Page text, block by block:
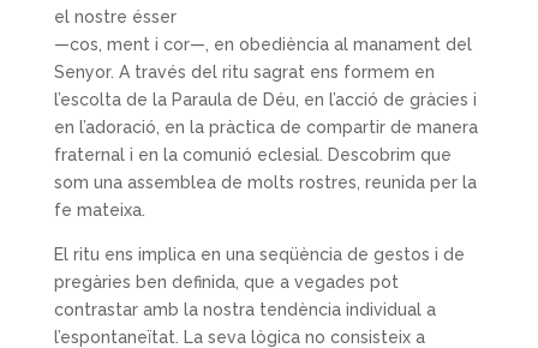
el nostre ésser
—cos, ment i cor—, en obediència al manament del
Senyor. A través del ritu sagrat ens formem en
l’escolta de la Paraula de Déu, en l’acció de gràcies i
en l’adoració, en la pràctica de compartir de manera
fraternal i en la comunió eclesial. Descobrim que
som una assemblea de molts rostres, reunida per la
fe mateixa.
El ritu ens implica en una seqüència de gestos i de
pregàries ben definida, que a vegades pot
contrastar amb la nostra tendència individual a
l’espontaneïtat. La seva lògica no consisteix a